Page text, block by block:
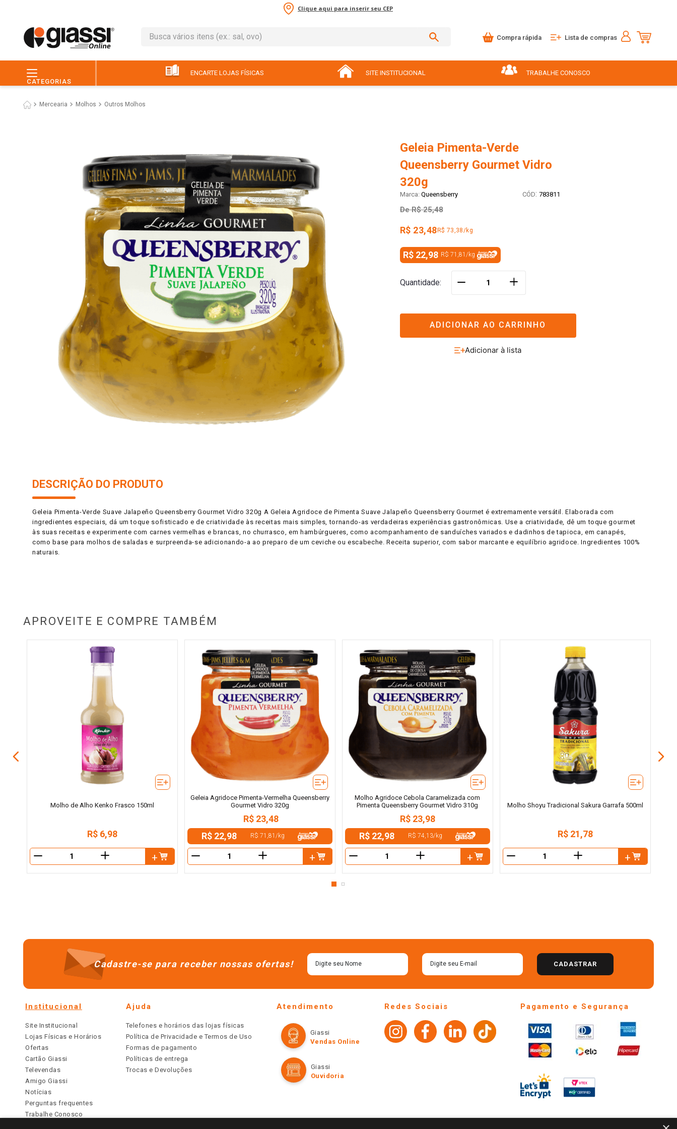
Clique aqui para inserir seu CEP
Busca vários itens (ex.: sal, ovo)
Compra rápida Lista de compras
CATEGORIAS
ENCARTE LOJAS FÍSICAS SITE INSTITUCIONAL TRABALHE CONOSCO
Mercearia Molhos Outros Molhos
Geleia Pimenta-Verde
Queensberry Gourmet Vidro
320g
Queensberry : 783811
De R$ 25,48
R$ 23,48R$ 73,38/kg
R$ 22,98 R$ 71,81 /kg
Quantidade ＋
ADICIONAR AO CARRINHO
DESCRIÇÃO DO PRODUTO
Geleia Pimenta-Verde Suave Jalapeño Queensberry Gourmet Vidro 320g A Geleia Agridoce de Pimenta Suave Jalapeño Queensberry Gourmet é extremamente versátil. Elaborada com
ingredientes especiais, dá um toque sofisticado e de criatividade às receitas mais simples, tornando-as verdadeiras experiências gastronômicas. Use a criatividade, dê um toque gourmet
às suas receitas e experimente com carnes vermelhas e brancas, no churrasco, em hambúrgueres, como acompanhamento de sanduíches variados e dadinhos de tapioca, em canapés,
como base para molhos de saladas e surpreenda-se adicionando-a ao preparo de um ceviche ou escabeche. Receita superior, com sabor marcante e equilíbrio agridoce. Ingredientes 100%
naturais.
APROVEITE E COMPRE TAMBÉM
Molho de Alho Kenko Frasco 150ml
R$ 6,98
＋
Geleia Agridoce Pimenta-Vermelha Queensberry
Gourmet Vidro 320g
R$ 23,48
R$ 22,98
R$ 71,81 /kg
＋
Molho Agridoce Cebola Caramelizada com
Pimenta Queensberry Gourmet Vidro 310g
R$ 23,98
R$ 22,98
R$ 74,13/kg
＋
Molho Shoyu Tradicional Sakura Garrafa 500ml
R$ 21,78
＋
Cadastre-se para receber nossas ofertas! CADASTRAR
Institucional
Site Institucional
Lojas Físicas e Horários
Ofertas
Cartão Giassi
Televendas
Amigo Giassi
Notícias
Perguntas frequentes
Trabalhe Conosco
Ajuda
Telefones e horários das lojas físicas
Política de Privacidade e Termos de Uso
Formas de pagamento
Políticas de entrega
Trocas e Devoluções
Atendimento
Giassi
Vendas Online
Giassi
Ouvidoria
Redes Sociais Pagamento e Segurança
café
6º macarrão
7º arroz
8º pão
9º ovo
10º iogurte